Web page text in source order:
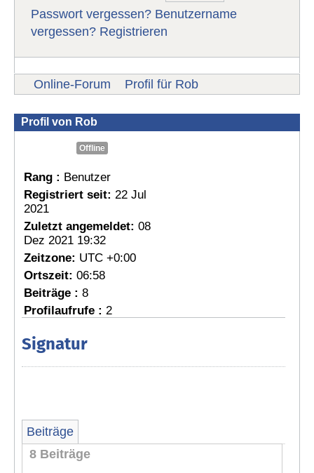
Passwort vergessen? Benutzername
vergessen? Registrieren
Online-Forum Profil für Rob
Profil von Rob
Offline
Rang : Benutzer
Registriert seit: 22 Jul
2021
Zuletzt angemeldet: 08
Dez 2021 19:32
Zeitzone: UTC +0:00
Ortszeit: 06:58
Beiträge : 8
Profilaufrufe : 2
Signatur
Beiträge
8 Beiträge